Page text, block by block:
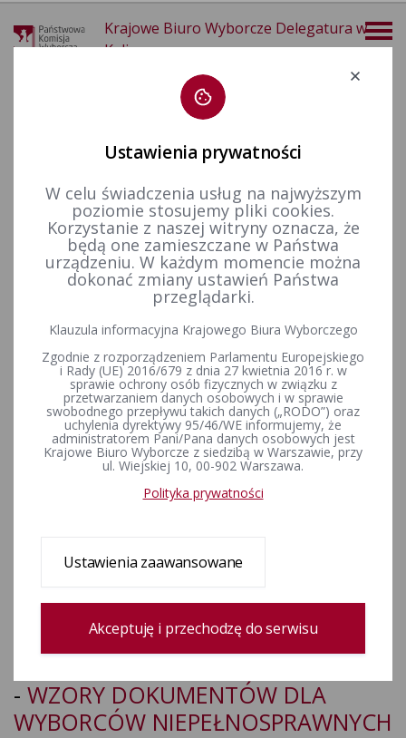
Krajowe Biuro Wyborcze Delegatura w
Kaliszu
Wybory Prezydenta Rzeczypospolitej Polskiej
WZORY DOKUMENTÓW
ZWIĄZANYCH Z WYBORAMI
PREZYDENTA
ZARZĄDZONYMI NA DZIEŃ 18
MAJA 2025 R. STANOWIĄ
ZAŁĄCZNIKI DO ODPOWIEDNICH
INFORMACJI I SĄDOSTĘPNEPOD
NASTĘPUJĄCYMI ADRESAMI:
CZŁONKÓW OBWODOWYCH
GŁOSOWANIE
KORESPONDENCYJNE
- WZORY DOKUMENTÓW DLA
WYBORCÓW NIEPEŁNOSPRAWNYCH
Ustawienia prywatności
W celu świadczenia usług na najwyższym
poziomie stosujemy pliki cookies.
Korzystanie z naszej witryny oznacza, że
będą one zamieszczane w Państwa
urządzeniu. W każdym momencie można
dokonać zmiany ustawień Państwa
przeglądarki.
Klauzula informacyjna Krajowego Biura Wyborczego
Zgodnie z rozporządzeniem Parlamentu Europejskiego
i Rady (UE) 2016/679 z dnia 27 kwietnia 2016 r. w
sprawie ochrony osób fizycznych w związku z
przetwarzaniem danych osobowych i w sprawie
swobodnego przepływu takich danych („RODO”) oraz
uchylenia dyrektywy 95/46/WE informujemy, że
administratorem Pani/Pana danych osobowych jest
Krajowe Biuro Wyborcze z siedzibą w Warszawie, przy
ul. Wiejskiej 10, 00-902 Warszawa.
Polityka prywatności
Ustawienia zaawansowane
Akceptuję i przechodzę do serwisu